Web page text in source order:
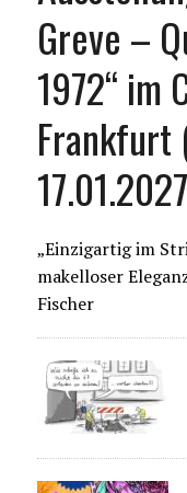
Greve –
1972“ im
Frankfurt
„Einzigartig im
makelloser
Fischer